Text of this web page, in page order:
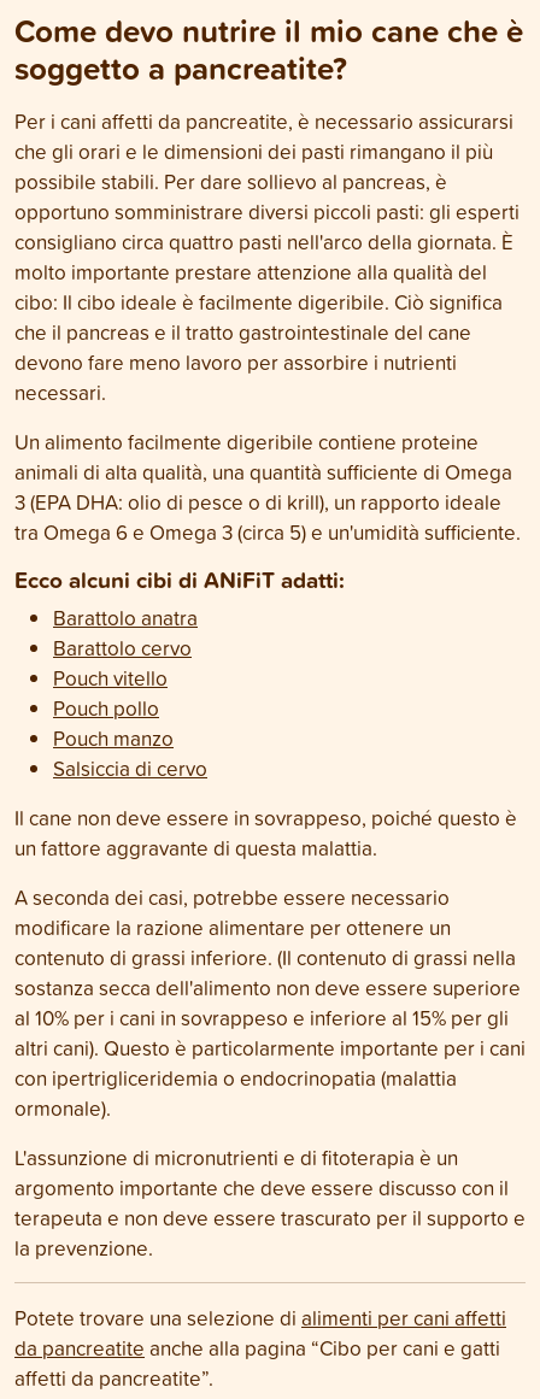
Come devo nutrire il mio cane che è
soggetto a pancreatite?
Per i cani affetti da pancreatite, è necessario assicurarsi
che gli orari e le dimensioni dei pasti rimangano il più
possibile stabili. Per dare sollievo al pancreas, è
opportuno somministrare diversi piccoli pasti: gli esperti
consigliano circa quattro pasti nell'arco della giornata. È
molto importante prestare attenzione alla qualità del
cibo: Il cibo ideale è facilmente digeribile. Ciò significa
che il pancreas e il tratto gastrointestinale del cane
devono fare meno lavoro per assorbire i nutrienti
necessari.
Un alimento facilmente digeribile contiene proteine
animali di alta qualità, una quantità sufficiente di Omega
3 (EPA DHA: olio di pesce o di krill), un rapporto ideale
tra Omega 6 e Omega 3 (circa 5) e un'umidità sufficiente.
Ecco alcuni cibi di ANiFiT adatti:
Barattolo anatra
Barattolo cervo
Pouch vitello
Pouch pollo
Pouch manzo
Salsiccia di cervo
Il cane non deve essere in sovrappeso, poiché questo è
un fattore aggravante di questa malattia.
A seconda dei casi, potrebbe essere necessario
modificare la razione alimentare per ottenere un
contenuto di grassi inferiore. (Il contenuto di grassi nella
sostanza secca dell'alimento non deve essere superiore
al 10% per i cani in sovrappeso e inferiore al 15% per gli
altri cani). Questo è particolarmente importante per i cani
con ipertrigliceridemia o endocrinopatia (malattia
ormonale).
L'assunzione di micronutrienti e di fitoterapia è un
argomento importante che deve essere discusso con il
terapeuta e non deve essere trascurato per il supporto e
la prevenzione.
Potete trovare una selezione di alimenti per cani affetti
da pancreatite anche alla pagina “Cibo per cani e gatti
affetti da pancreatite”.